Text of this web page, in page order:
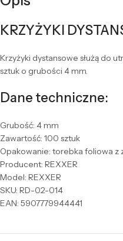
KRZYŻYKI
Krzyżyki dystansowe służą do
sztuk o grubości 4 mm.
Dane techniczne:
Grubość: 4 mm
Zawartość: 100 sztuk
Opakowanie: torebka foliowa z
Producent: REXXER
Model: REXXER
SKU: RD-02-014
EAN: 5907779944441